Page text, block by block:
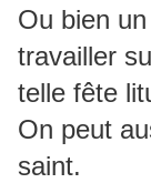
Ou bien
travailler
telle fête
On peut
saint.